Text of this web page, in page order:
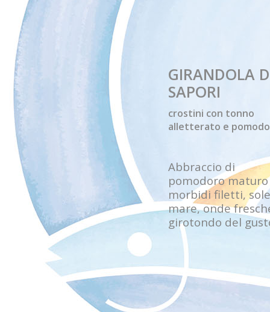
GIRANDOLA
SAPORI
crostini con tonno
alletterato e
Abbraccio di
pomodoro
morbidi filetti,
mare, onde
girotondo del